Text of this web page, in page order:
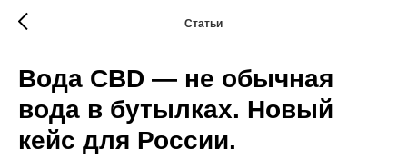
Статьи
Вода CBD — не обычная
вода в бутылках. Новый
кейс для России.